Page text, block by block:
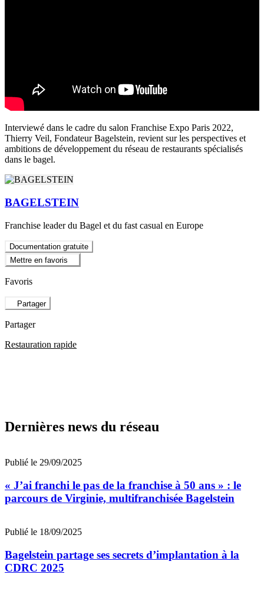
Interviewé dans le cadre du salon Franchise Expo Paris 2022,
Thierry Veil, Fondateur Bagelstein, revient sur les perspectives et
ambitions de développement du réseau de restaurants spécialisés
dans le bagel.
BAGELSTEIN
Franchise leader du Bagel et du fast casual en Europe
Documentation gratuite
Mettre en favoris
Favoris
Partager
Partager
Restauration rapide
Dernières news du réseau
Publié le 29/09/2025
« J’ai franchi le pas de la franchise à 50 ans » : le
parcours de Virginie, multifranchisée Bagelstein
Publié le 18/09/2025
Bagelstein partage ses secrets d’implantation à la
CDRC 2025